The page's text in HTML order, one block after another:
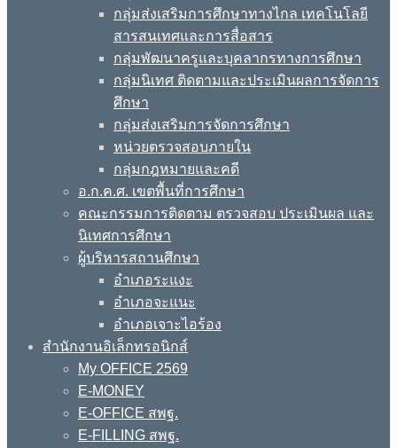
กลุ่มส่งเสริมการศึกษาทางไกล เทคโนโลยี
สารสนเทศและการสื่อสาร
กลุ่มพัฒนาครูและบุคลากรทางการศึกษา
กลุ่มนิเทศ ติดตามและประเมินผลการจัดการ
ศึกษา
กลุ่มส่งเสริมการจัดการศึกษา
หน่วยตรวจสอบภายใน
กลุ่มกฎหมายและคดี
อ.ก.ค.ศ. เขตพื้นที่การศึกษา
คณะกรรมการติดตาม ตรวจสอบ ประเมินผล และ
นิเทศการศึกษา
ผู้บริหารสถานศึกษา
อำเภอระแงะ
อำเภอจะแนะ
อำเภอเจาะไอร้อง
สำนักงานอิเล็กทรอนิกส์
My OFFICE 2569
E-MONEY
E-OFFICE สพฐ.
E-FILLING สพฐ.